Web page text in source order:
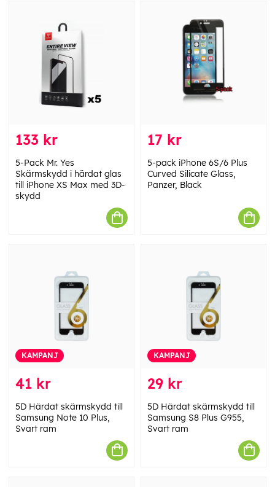
133 kr
5-Pack Mr. Yes
Skärmskydd i härdat glas
till iPhone XS Max med 3D-
skydd
17 kr
5-pack iPhone 6S/6 Plus
Curved Silicate Glass,
Panzer, Black
KAMPANJ
41 kr
5D Härdat skärmskydd till
Samsung Note 10 Plus,
Svart ram
KAMPANJ
29 kr
5D Härdat skärmskydd till
Samsung S8 Plus G955,
Svart ram